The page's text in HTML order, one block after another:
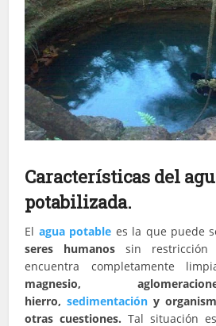
Características del
potabilizada.
El agua potable es la que puede
seres humanos sin
encuentra completamente
magnesio,
hierro,sedimentación y
otras cuestiones. Tal situación